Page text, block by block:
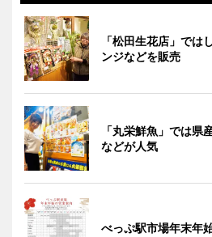
「松田生花店」では
ンジなどを販売
「丸栄鮮魚」では県
などが人気
べっぷ駅市場年末年